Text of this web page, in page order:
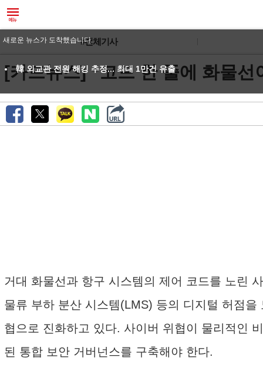
#전체기사
[카드뉴스] “코드 한 줄에 화물선
거대 화물선과 항구 시스템의 제어 코드를 노린
물류 부하 분산 시스템(LMS) 등의 디지털 허점
협으로 진화하고 있다. 사이버 위협이 물리적인
된 통합 보안 거버넌스를 구축해야 한다.
새로운 뉴스가 도착했습니다.
韓 외교관 전원 해킹 추정... 최대 1만건 유출